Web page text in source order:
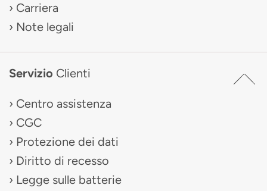
Carriera
Note legali
Servizio Clienti
Centro assistenza
CGC
Protezione dei dati
Diritto di recesso
Legge sulle batterie